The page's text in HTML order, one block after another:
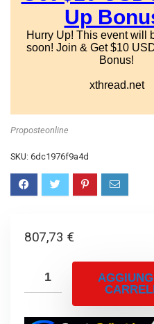
Proposteonline
SKU: 6dc1976f9a4d
807,73 €